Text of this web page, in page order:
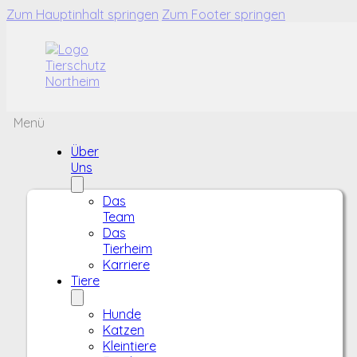
Zum Hauptinhalt springen Zum Footer springen
Menü
Über
Uns
Das
Team
Das
Tierheim
Karriere
Tiere
Hunde
Katzen
Kleintiere